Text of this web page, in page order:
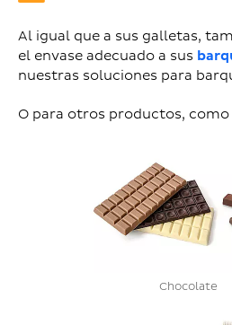
Al igual que a sus galletas,
el envase adecuado a sus
nuestras soluciones para
O para otros productos, como
Chocolate